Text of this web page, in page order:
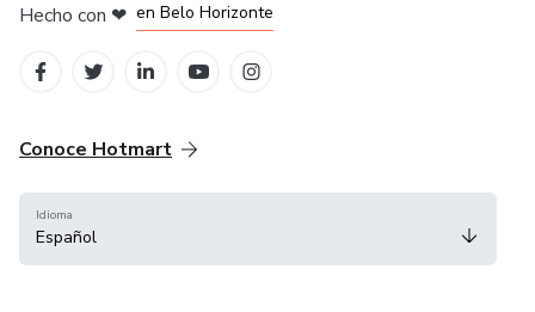
Hecho con ❤ en Belo Horizonte
Conoce Hotmart
Idioma
Español